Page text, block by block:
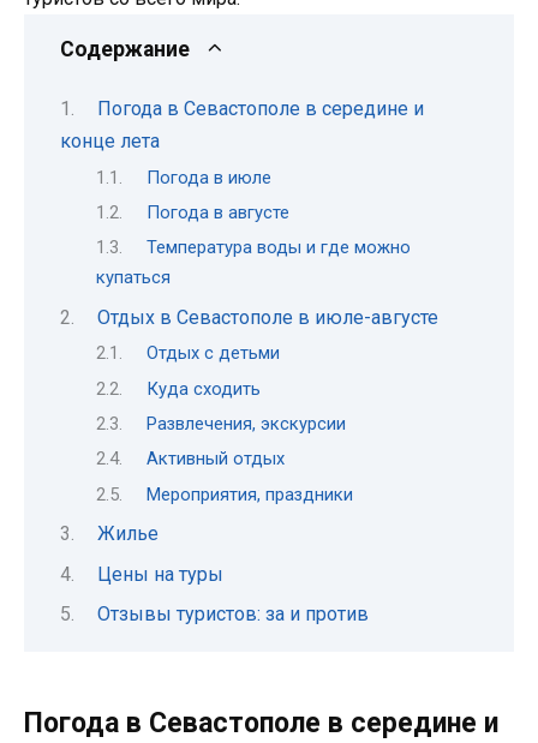
Содержание
Погода в Севастополе в середине и
конце лета
Погода в июле
Погода в августе
Температура воды и где можно
купаться
Отдых в Севастополе в июле-августе
Отдых с детьми
Куда сходить
Развлечения, экскурсии
Активный отдых
Мероприятия, праздники
Жилье
Цены на туры
Отзывы туристов: за и против
Погода в Севастополе в середине и